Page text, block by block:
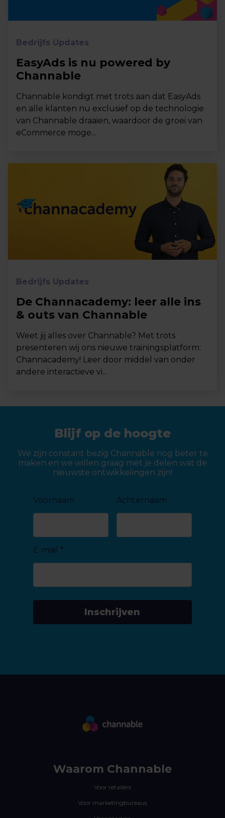
Bedrijfs Updates
EasyAds is nu powered by
Channable
Channable kondigt met trots aan dat EasyAds
en alle klanten nu exclusief op de technologie
van Channable draaien, waardoor de groei van
eCommerce moge...
Bedrijfs Updates
De Channacademy: leer alle ins
& outs van Channable
Weet jij alles over Channable? Met trots
presenteren wij ons nieuwe trainingsplatform:
Channacademy! Leer door middel van onder
andere interactieve vi...
Blijf op de hoogte
We zijn constant bezig Channable nog beter te
maken en we willen graag met je delen wat de
nieuwste ontwikkelingen zijn!
Voornaam Achternaam
E-mail *
Inschrijven
Waarom Channable
Voor retailers
Voor marketingbureaus